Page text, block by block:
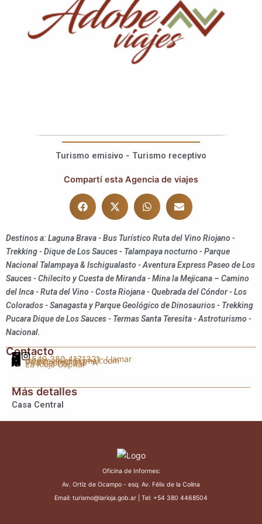
Turismo emisivo - Turismo receptivo
Compartí esta Agencia de viajes
Destinos a: Laguna Brava - Bus Turístico Ruta del Vino Riojano -
Trekking - Dique de Los Sauces - Talampaya nocturno - Parque
Nacional Talampaya & Ischigualasto - Aventura Express Paseo de Los
Sauces - Chilecito y Cuesta de Miranda - Mina la Mejicana – Camino
del Inca - Ruta del Vino - Costa Riojana - Quebrada del Cóndor - Los
Colorados - Sanagasta y Parque Geológico de Dinosaurios - Trekking
Pucara Dique de Los Sauces - Termas Santa Teresita - Astroturismo -
Nacional.
Contacto
+549 380 4171321- Llamar
adobeviajes@gmail.com
Villa Castelli 315 "A"
La Rioja Capital
Más detalles
Casa Central
Oficina de Informes:
Av. Ortíz de Ocampo - esq. Av. Félix de la Colina
Email: turismo@larioja.gob.ar | Tel: +54 380 4468504